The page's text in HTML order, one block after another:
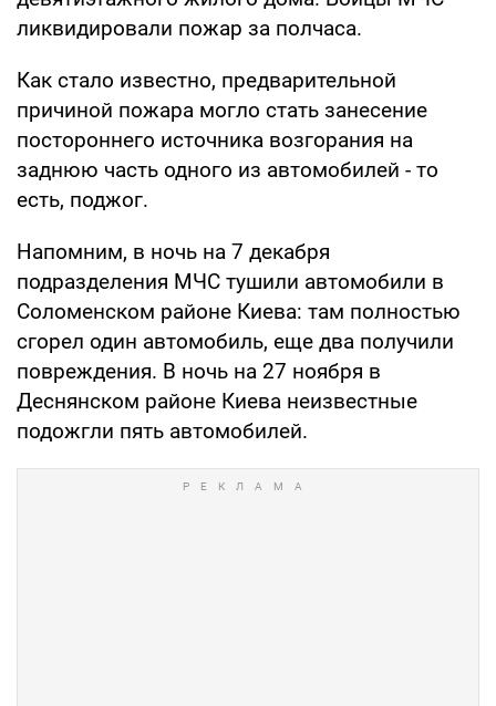
ликвидировали пожар за полчаса.
Как стало известно, предварительной
причиной пожара могло стать занесение
постороннего источника возгорания на
заднюю часть одного из автомобилей - то
есть, поджог.
Напомним, в ночь на 7 декабря
подразделения МЧС тушили автомобили в
Соломенском районе Киева: там полностью
сгорел один автомобиль, еще два получили
повреждения. В ночь на 27 ноября в
Деснянском районе Киева неизвестные
подожгли пять автомобилей.